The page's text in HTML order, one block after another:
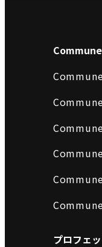
プロフェ